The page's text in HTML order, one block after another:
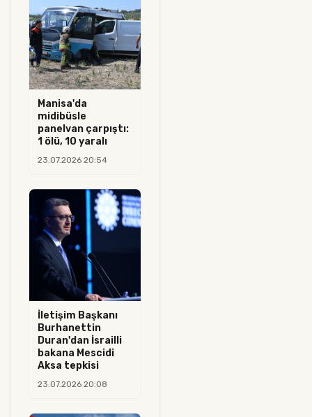
Manisa'da
midibüsle
panelvan çarpıştı:
1 ölü, 10 yaralı
23.07.2026 20:54
İletişim Başkanı
Burhanettin
Duran'dan İsrailli
bakana Mescidi
Aksa tepkisi
23.07.2026 20:08